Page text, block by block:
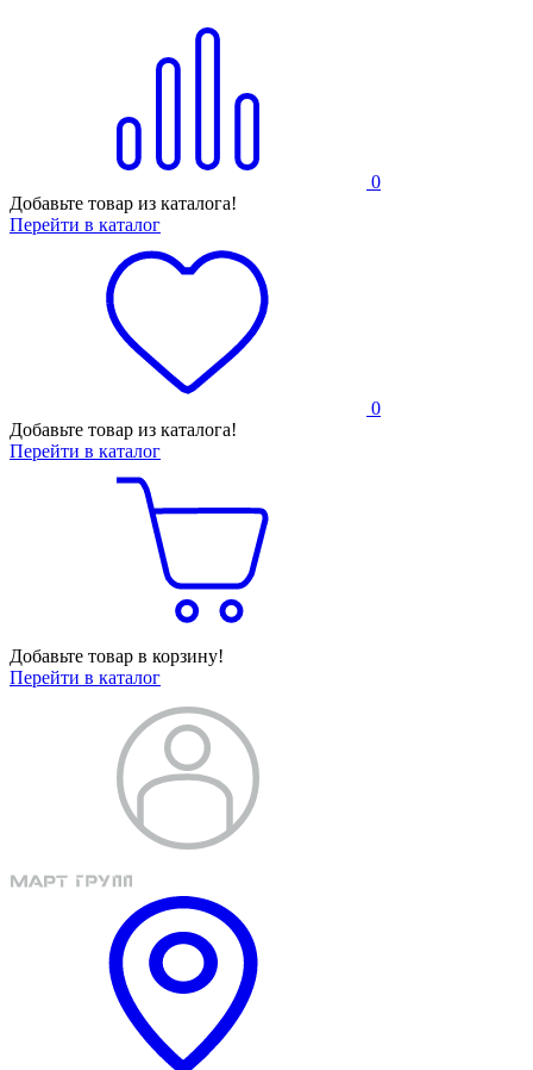
0
Добавьте товар из каталога!
Перейти в каталог
0
Добавьте товар из каталога!
Перейти в каталог
Добавьте товар в корзину!
Перейти в каталог